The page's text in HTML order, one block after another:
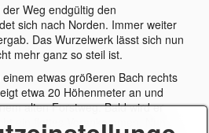
Weg endgültig den
sich nach Norden. Immer weiter
Das Wurzelwerk lässt sich nun
mehr ganz so steil ist.
etwas größeren Bach rechts
etwa 20 Höhenmeter an und
alten Forstweg. Bald wird er
ein flottes Vorankommen. Nun